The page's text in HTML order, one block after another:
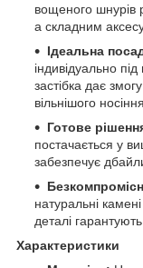
вощеного шнурів
а складним
Ідеальна
індивідуально
застібка дає
вільнішого носіння.
Готове
постачається у
забезпечує
натуральні
деталі
Характеристики